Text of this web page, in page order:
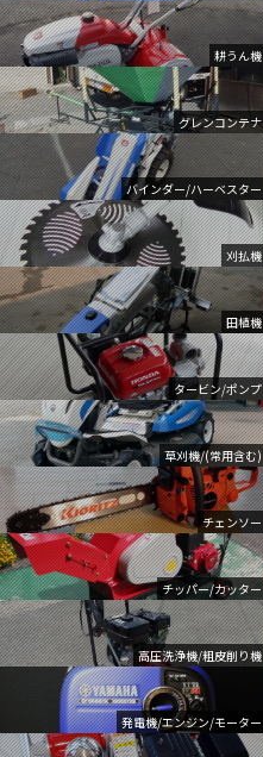
耕うん機
グレンコンテナ
バインダー/ハーベスター
刈払機
田植機
タービン/ポンプ
草刈機/(常用含む)
チェンソー
チッパー/カッター
高圧洗浄機/粗皮削り機
発電機/エンジン/モーター